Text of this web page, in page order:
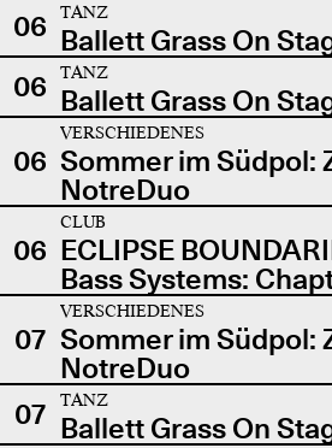
06
TANZ
Ballett Grass On
06
TANZ
Ballett Grass On
06
VERSCHIEDENES
Sommer im Südpol:
NotreDuo
06
CLUB
ECLIPSE
Bass Systems:
07
VERSCHIEDENES
Sommer im Südpol:
NotreDuo
07
TANZ
Ballett Grass On